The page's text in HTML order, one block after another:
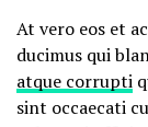
At vero eos et
ducimus qui
atque corrupti
sint occaecati